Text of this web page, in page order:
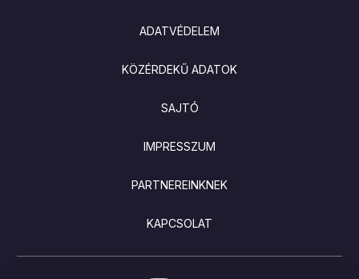
ADATVÉDELEM
KÖZÉRDEKŰ ADATOK
SAJTÓ
IMPRESSZUM
PARTNEREINKNEK
KAPCSOLAT